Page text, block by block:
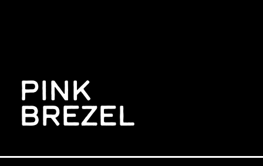
PINK
BREZEL